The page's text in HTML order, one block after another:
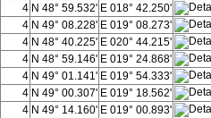
4 N 48° 59.532' E 018° 42.250'
4 N 49° 08.228' E 019° 08.273'
4 N 48° 40.225' E 020° 44.215'
4 N 48° 59.146' E 019° 24.868'
4 N 49° 01.141' E 019° 54.333'
4 N 49° 00.307' E 019° 18.562'
4 N 49° 14.160' E 019° 00.893'